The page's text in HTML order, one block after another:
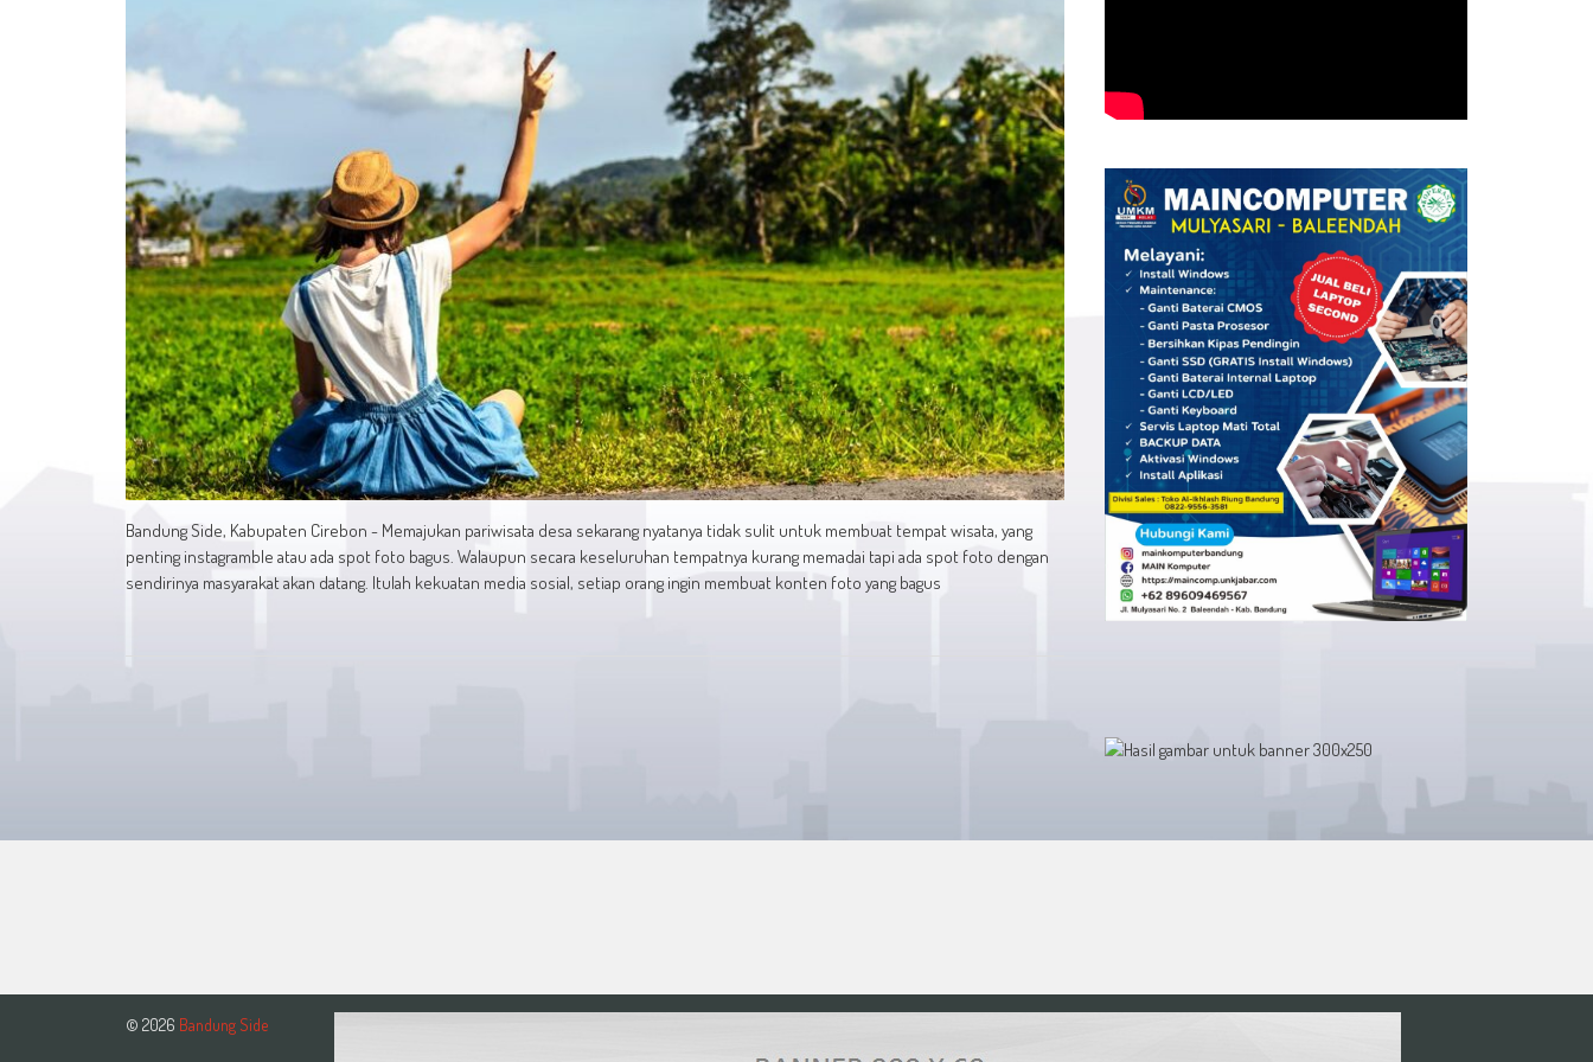
Bandung Side, Kabupaten Cirebon - Memajukan pariwisata desa sekarang nyatanya tidak sulit untuk membuat tempat wisata, yang
penting instagramble atau ada spot foto bagus. Walaupun secara keseluruhan tempatnya kurang memadai tapi ada spot foto dengan
sendirinya masyarakat akan datang. Itulah kekuatan media sosial, setiap orang ingin membuat konten foto yang bagus
© 2026 Bandung Side